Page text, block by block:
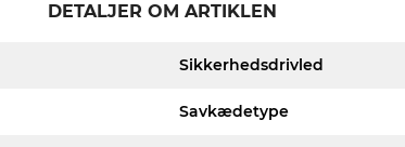
DETALJER OM ARTIKLEN
Sikkerhedsdrivled
Savkædetype